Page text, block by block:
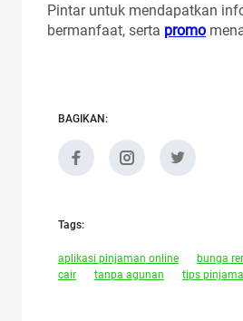
Pintar untuk mendapatkan
bermanfaat, serta promo
BAGIKAN:
Tags:
aplikasi pinjaman online bunga
cair
tanpa agunan tips